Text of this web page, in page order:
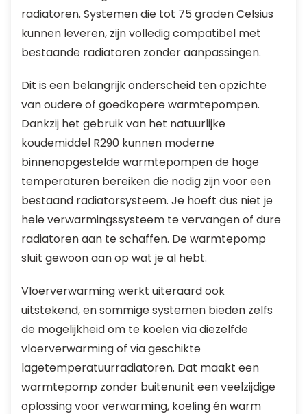
radiatoren. Systemen die tot 75 graden Celsius
kunnen leveren, zijn volledig compatibel met
bestaande radiatoren zonder aanpassingen.
Dit is een belangrijk onderscheid ten opzichte
van oudere of goedkopere warmtepompen.
Dankzij het gebruik van het natuurlijke
koudemiddel R290 kunnen moderne
binnenopgestelde warmtepompen de hoge
temperaturen bereiken die nodig zijn voor een
bestaand radiatorsysteem. Je hoeft dus niet je
hele verwarmingssysteem te vervangen of dure
radiatoren aan te schaffen. De warmtepomp
sluit gewoon aan op wat je al hebt.
Vloerverwarming werkt uiteraard ook
uitstekend, en sommige systemen bieden zelfs
de mogelijkheid om te koelen via diezelfde
vloerverwarming of via geschikte
lagetemperatuurradiatoren. Dat maakt een
warmtepomp zonder buitenunit een veelzijdige
oplossing voor verwarming, koeling én warm